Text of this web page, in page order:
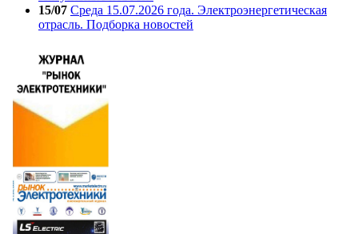
15/07 Среда 15.07.2026 года. Электроэнергетическая
отрасль. Подборка новостей